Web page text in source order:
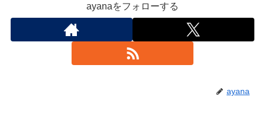
ayanaをフォローする
ayana